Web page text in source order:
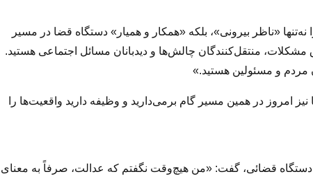
«ناظر بیرونی»، بلکه «همکار و همیار» دستگاه قضا در مسیر
منتقل‌کنندگان چالش‌ها و دیدبانان مسائل اجتماعی هستید.
مردم و مسئولین هستید.»
امروز در همین مسیر گام برمی‌دارید و وظیفه دارید واقعیت‌ها را
قضائی، گفت: «من هیچ‌وقت نگفتم که عدالت، صرفاً به معنای